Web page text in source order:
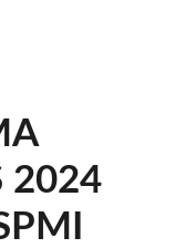
2024